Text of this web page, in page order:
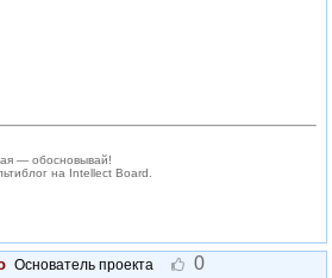
— обосновывай!
на Intellect Board.
Основатель проекта 0